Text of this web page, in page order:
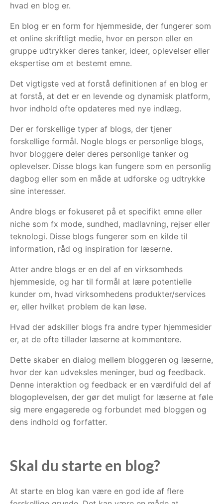
hvad en blog er.
En blog er en form for hjemmeside, der fungerer som
et online skriftligt medie, hvor en person eller en
gruppe udtrykker deres tanker, ideer, oplevelser eller
ekspertise om et bestemt emne.
Det vigtigste ved at forstå definitionen af en blog er
at forstå, at det er en levende og dynamisk platform,
hvor indhold ofte opdateres med nye indlæg.
Der er forskellige typer af blogs, der tjener
forskellige formål. Nogle blogs er personlige blogs,
hvor bloggere deler deres personlige tanker og
oplevelser. Disse blogs kan fungere som en personlig
dagbog eller som en måde at udforske og udtrykke
sine interesser.
Andre blogs er fokuseret på et specifikt emne eller
niche som fx mode, sundhed, madlavning, rejser eller
teknologi. Disse blogs fungerer som en kilde til
information, råd og inspiration for læserne.
Atter andre blogs er en del af en virksomheds
hjemmeside, og har til formål at lære potentielle
kunder om, hvad virksomhedens produkter/services
er, eller hvilket problem de kan løse.
Hvad der adskiller blogs fra andre typer hjemmesider
er, at de ofte tillader læserne at kommentere.
Dette skaber en dialog mellem bloggeren og læserne,
hvor der kan udveksles meninger, bud og feedback.
Denne interaktion og feedback er en værdifuld del af
blogoplevelsen, der gør det muligt for læserne at føle
sig mere engagerede og forbundet med bloggen og
dens indhold og forfatter.
Skal du starte en blog?
At starte en blog kan være en god ide af flere